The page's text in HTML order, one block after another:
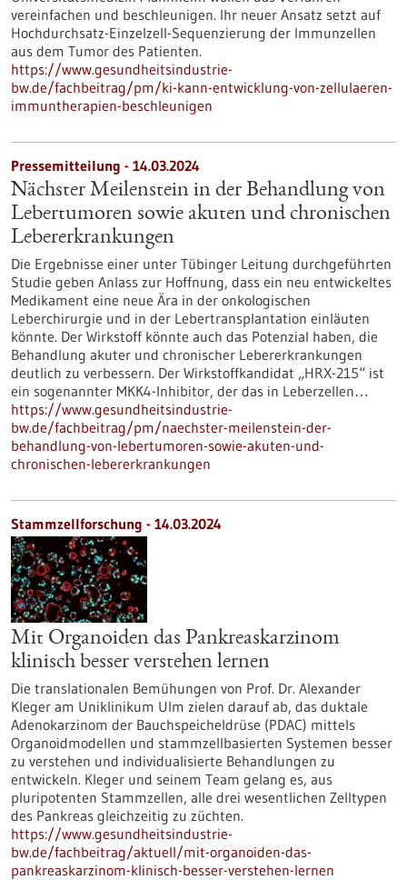
vereinfachen und beschleunigen. Ihr neuer Ansatz setzt auf
Hochdurchsatz-Einzelzell-Sequenzierung der Immunzellen
aus dem Tumor des Patienten.
https://www.gesundheitsindustrie-
bw.de/fachbeitrag/pm/ki-kann-entwicklung-von-zellulaeren-
immuntherapien-beschleunigen
Pressemitteilung - 14.03.2024
Nächster Meilenstein in der Behandlung von
Lebertumoren sowie akuten und chronischen
Lebererkrankungen
Die Ergebnisse einer unter Tübinger Leitung durchgeführten
Studie geben Anlass zur Hoffnung, dass ein neu entwickeltes
Medikament eine neue Ära in der onkologischen
Leberchirurgie und in der Lebertransplantation einläuten
könnte. Der Wirkstoff könnte auch das Potenzial haben, die
Behandlung akuter und chronischer Lebererkrankungen
deutlich zu verbessern. Der Wirkstoffkandidat „HRX-215“ ist
ein sogenannter MKK4-Inhibitor, der das in Leberzellen…
https://www.gesundheitsindustrie-
bw.de/fachbeitrag/pm/naechster-meilenstein-der-
behandlung-von-lebertumoren-sowie-akuten-und-
chronischen-lebererkrankungen
Stammzellforschung - 14.03.2024
Mit Organoiden das Pankreaskarzinom
klinisch besser verstehen lernen
Die translationalen Bemühungen von Prof. Dr. Alexander
Kleger am Uniklinikum Ulm zielen darauf ab, das duktale
Adenokarzinom der Bauchspeicheldrüse (PDAC) mittels
Organoidmodellen und stammzellbasierten Systemen besser
zu verstehen und individualisierte Behandlungen zu
entwickeln. Kleger und seinem Team gelang es, aus
pluripotenten Stammzellen, alle drei wesentlichen Zelltypen
des Pankreas gleichzeitig zu züchten.
https://www.gesundheitsindustrie-
bw.de/fachbeitrag/aktuell/mit-organoiden-das-
pankreaskarzinom-klinisch-besser-verstehen-lernen